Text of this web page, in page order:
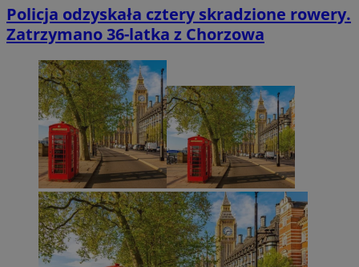
Policja odzyskała cztery skradzione rowery.
Zatrzymano 36-latka z Chorzowa